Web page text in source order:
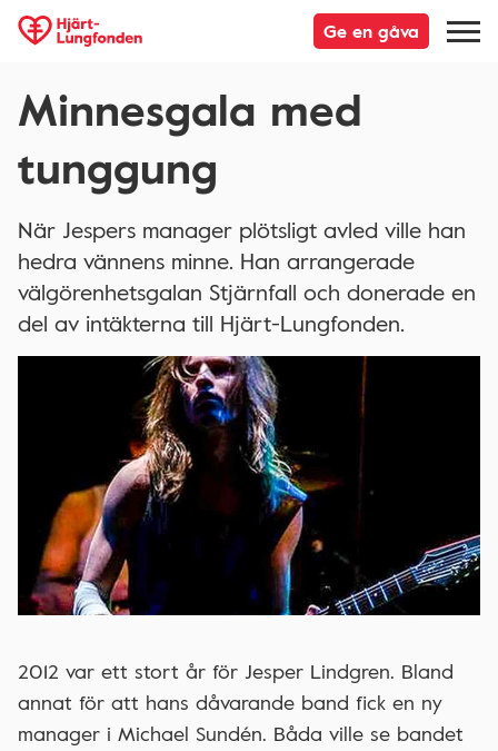
Ge en gåva
Minnesgala med
tunggung
När Jespers manager plötsligt avled ville han
hedra vännens minne. Han arrangerade
välgörenhetsgalan Stjärnfall och donerade en
del av intäkterna till Hjärt-Lungfonden.
2012 var ett stort år för Jesper Lindgren. Bland
annat för att hans dåvarande band fick en ny
manager i Michael Sundén. Båda ville se bandet